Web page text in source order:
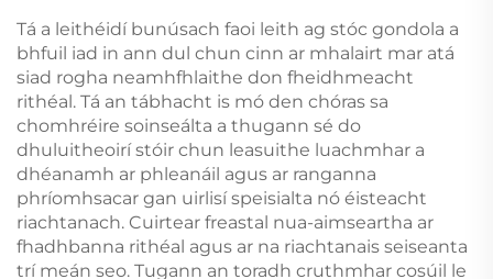
Tá a leithéidí bunúsach faoi leith ag stóc gondola a
bhfuil iad in ann dul chun cinn ar mhalairt mar atá
siad rogha neamhfhlaithe don fheidhmeacht
rithéal. Tá an tábhacht is mó den chóras sa
chomhréire soinseálta a thugann sé do
dhuluitheoirí stóir chun leasuithe luachmhar a
dhéanamh ar phleanáil agus ar ranganna
phríomhsacar gan uirlisí speisialta nó éisteacht
riachtanach. Cuirtear freastal nua-aimseartha ar
fhadhbanna rithéal agus ar na riachtanais seiseanta
trí meán seo. Tugann an toradh cruthmhar cosúil le